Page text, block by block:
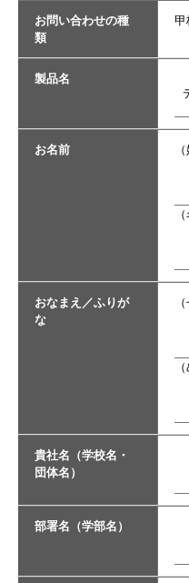
お問い合わせの種
類
甲
製品名
お名前
おなまえ／ふりが
な
貴社名（学校名・
団体名）
部署名（学部名）